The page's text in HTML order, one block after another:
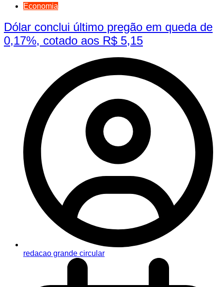
Economia
Dólar conclui último pregão em queda de
0,17%, cotado aos R$ 5,15
redacao grande circular